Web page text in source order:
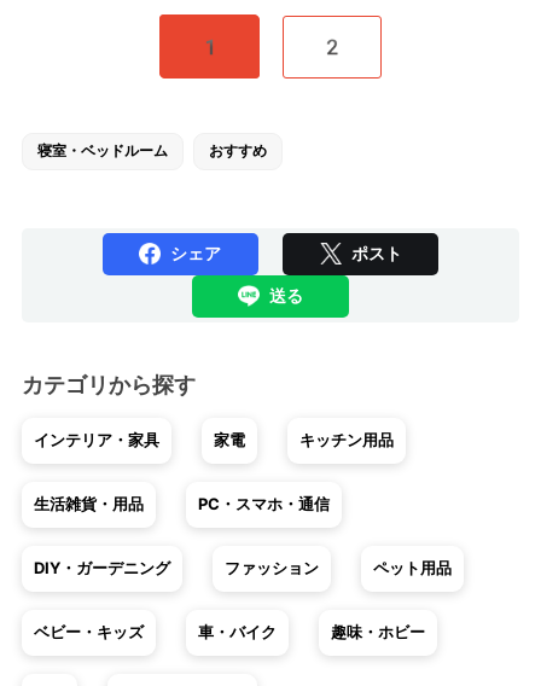
1 2
寝室・ベッドルーム おすすめ
シェア ポスト
送る
カテゴリから探す
インテリア・家具 家電 キッチン用品
生活雑貨・用品 PC・スマホ・通信
DIY・ガーデニング ファッション ペット用品
ベビー・キッズ 車・バイク 趣味・ホビー